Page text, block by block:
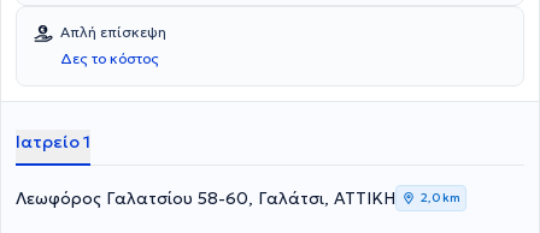
επίκεντρο την καλύτερη δυνατή εξυπηρέτηση των εξατομικευμένων
αναγκών κάθε ασθενούς.
Απλή επίσκεψη
Δες το κόστος
Ιατρείο 1
Λεωφόρος Γαλατσίου 58-60, Γαλάτσι, ΑΤΤΙΚΗ 2,0 km